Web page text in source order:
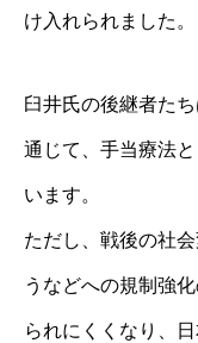
け入れられました。
臼井氏の後継者た
通じて、手当療法
います。
ただし、戦後の社
うなどへの規制強
られにくくなり、